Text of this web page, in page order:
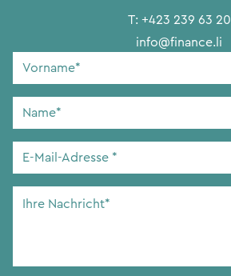
T: +423 239 63 20
info@finance.li
Vorname
Name
E-
Adresse*
Ihre